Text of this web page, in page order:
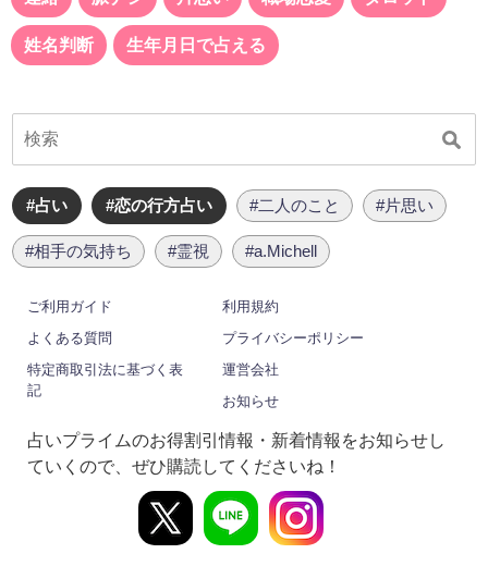
姓名判断 生年月日で占える
#占い #恋の行方占い #二人のこと #片思い
#相手の気持ち #霊視 #a.Michell
ご利用ガイド
利用規約
よくある質問
プライバシーポリシー
特定商取引法に基づく表
記
運営会社
お知らせ
占いプライムのお得割引情報・新着情報をお知らせし
ていくので、ぜひ購読してくださいね！